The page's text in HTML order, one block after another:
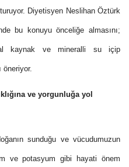
Diyetisyen Neslihan Öztürk
bu konuyu önceliğe almasını;
kaynak ve mineralli su içip
öneriyor.
ve yorgunluğa yol
sunduğu ve vücudumuzun
ve potasyum gibi hayati önem